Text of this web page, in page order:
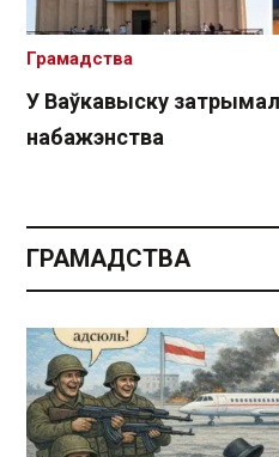
У Ваўкавыску
набажэнства
Грамадства
ГРАМАДСТВА